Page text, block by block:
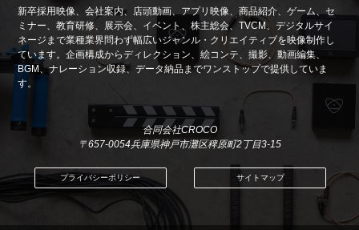
新卒採用映像、会社案内、店頭動画、アプリ映像、商品紹介、ゲーム、セ
ミナー、教育研修、展示会、イベント、株主総会、TVCM、デジタルサイ
ネージまで業種業界問わず幅広いジャンル・クリエイティブを映像制作し
ています。企画構成からディレクション、絵コンテ、撮影、動画編集、
BGM、ナレーション収録、データ納品までワンストップで提供していま
す。
合同会社CROCO
〒657-0054兵庫県神戸市灘区稗原町2丁目3-15
プライバシーポリシー サイトマップ